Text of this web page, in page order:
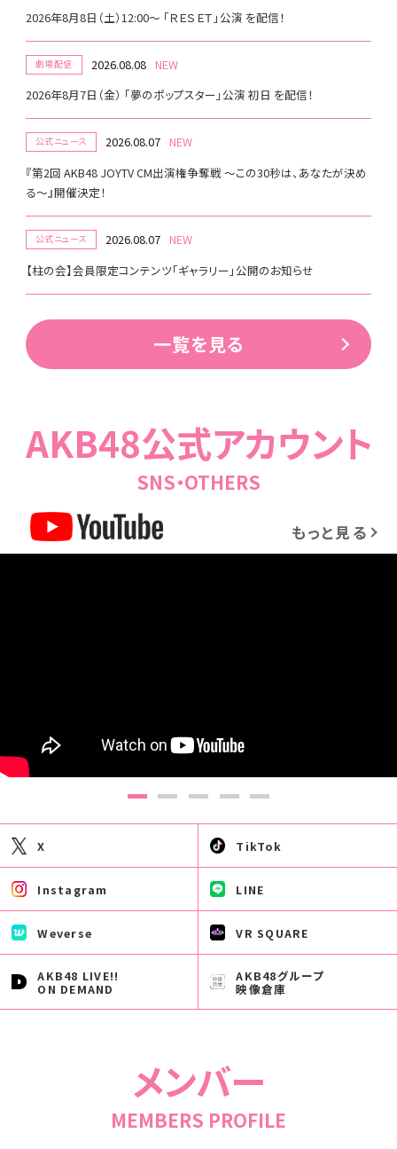
2026年8月8日（土）12:00～ 「ＲＥＳＥＴ」公演 を配信！
劇場配信
2026.08.08
2026年8月7日（金） 「夢のポップスター」公演 初日 を配信！
公式ニュース
2026.08.07
『第2回 AKB48 JOYTV CM出演権争奪戦 ～この30秒は、あなたが決め
る～』開催決定！
公式ニュース
2026.08.07
【柱の会】会員限定コンテンツ「ギャラリー」公開のお知らせ
一覧を見る
AKB48公式アカウント
SNS・OTHERS
もっと見る
X TikTok
Instagram LINE
Weverse VR SQUARE
AKB48 LIVE!!
ON DEMAND
AKB48グループ
映像倉庫
メンバー
MEMBERS PROFILE